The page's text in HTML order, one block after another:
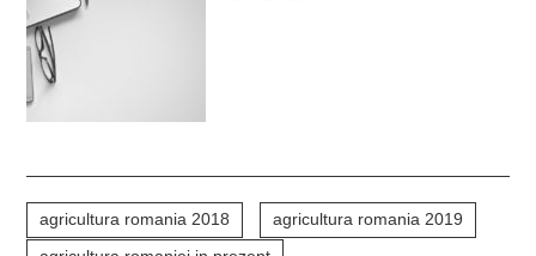
agricultura romania 2018
agricultura romania 2019